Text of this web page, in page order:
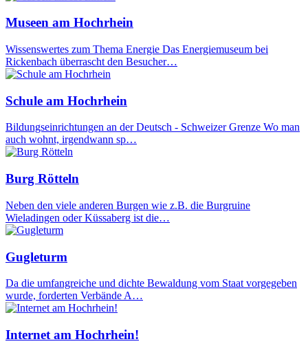
Museen am Hochrhein
Wissenswertes zum Thema Energie Das Energiemuseum bei
Rickenbach überrascht den Besucher…
Schule am Hochrhein
Bildungseinrichtungen an der Deutsch - Schweizer Grenze Wo man
auch wohnt, irgendwann sp…
Burg Rötteln
Neben den viele anderen Burgen wie z.B. die Burgruine
Wieladingen oder Küssaberg ist die…
Gugleturm
Da die umfangreiche und dichte Bewaldung vom Staat vorgegeben
wurde, forderten Verbände A…
Internet am Hochrhein!